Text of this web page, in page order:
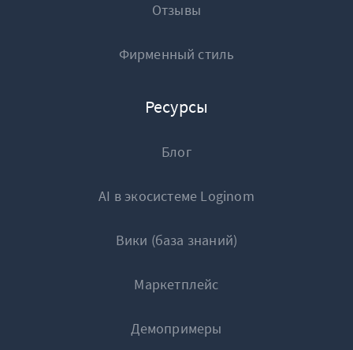
Отзывы
Фирменный стиль
Ресурсы
Блог
AI в экосистеме Loginom
Вики (база знаний)
Маркетплейс
Демопримеры